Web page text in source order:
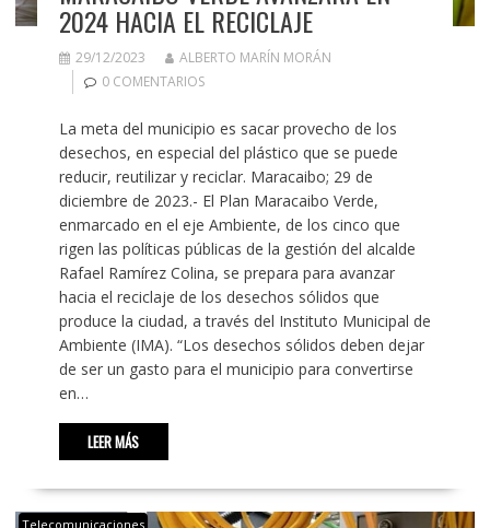
2024 HACIA EL RECICLAJE
29/12/2023
ALBERTO MARÍN MORÁN
0 COMENTARIOS
La meta del municipio es sacar provecho de los
desechos, en especial del plástico que se puede
reducir, reutilizar y reciclar. Maracaibo; 29 de
diciembre de 2023.- El Plan Maracaibo Verde,
enmarcado en el eje Ambiente, de los cinco que
rigen las políticas públicas de la gestión del alcalde
Rafael Ramírez Colina, se prepara para avanzar
hacia el reciclaje de los desechos sólidos que
produce la ciudad, a través del Instituto Municipal de
Ambiente (IMA). “Los desechos sólidos deben dejar
de ser un gasto para el municipio para convertirse
en…
LEER MÁS
Telecomunicaciones